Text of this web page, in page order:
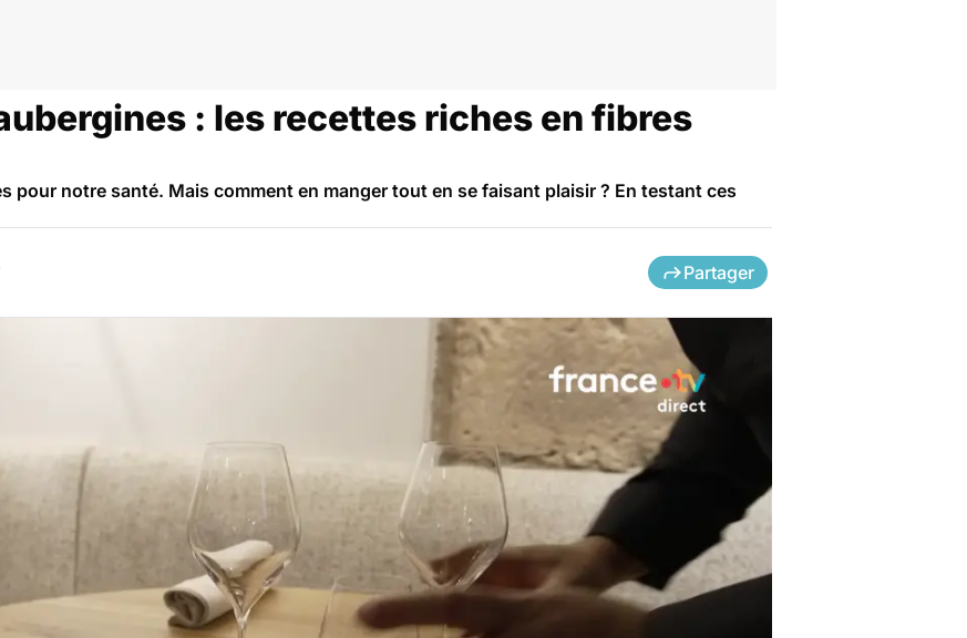
: les recettes riches en fibres
pour notre santé. Mais comment en manger tout en se faisant plaisir ? En testant ces
Partager